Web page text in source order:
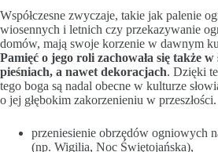
Współczesne zwyczaje, takie jak palenie
wiosennych i letnich czy przekazywanie
domów, mają swoje korzenie w dawnym
Pamięć o jego roli zachowała się także w
pieśniach, a nawet dekoracjach. Dzięki
tego boga są nadal obecne w kulturze
o jej głębokim zakorzenieniu w przeszłości.
przeniesienie obrzędów ogniowych
(np. Wigilia, Noc Świętojańska),